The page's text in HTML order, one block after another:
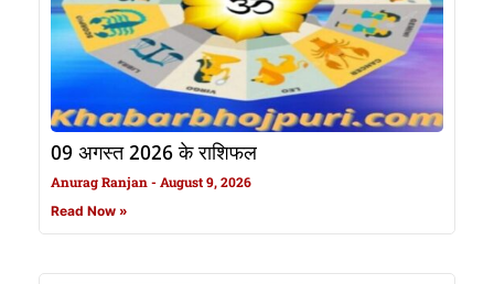
09 अगस्त 2026 के राशिफल
Anurag Ranjan August 9, 2026
Read Now »